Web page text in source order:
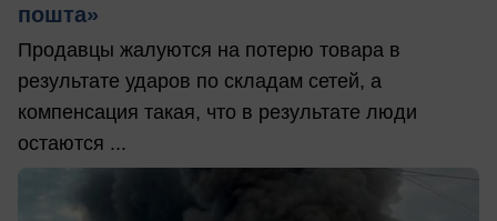
пошта»
Продавцы жалуются на потерю товара в
результате ударов по складам сетей, а
компенсация такая, что в результате люди
остаются ...